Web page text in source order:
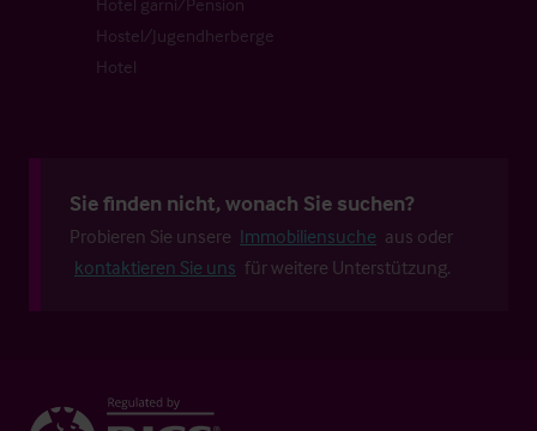
Hostel/Jugendherberge
Hotel
Sie finden nicht, wonach Sie suchen?
Probieren Sie unsere Immobiliensuche aus oder
kontaktieren Sie uns für weitere Unterstützung.